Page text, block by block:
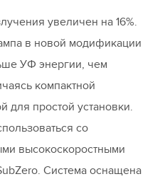
увеличен на 16%.
в новой модификации
УФ энергии, чем
компактной
для простой установки.
со
высокоскоростными
Система оснащена